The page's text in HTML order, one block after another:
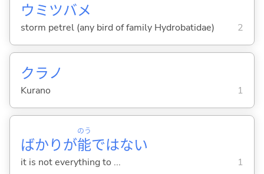
ウミツバメ
storm petrel (any bird of family Hydrobatidae) 2
クラノ
Kurano 1
ばかりが能
のう
ではない
it is not everything to ... 1